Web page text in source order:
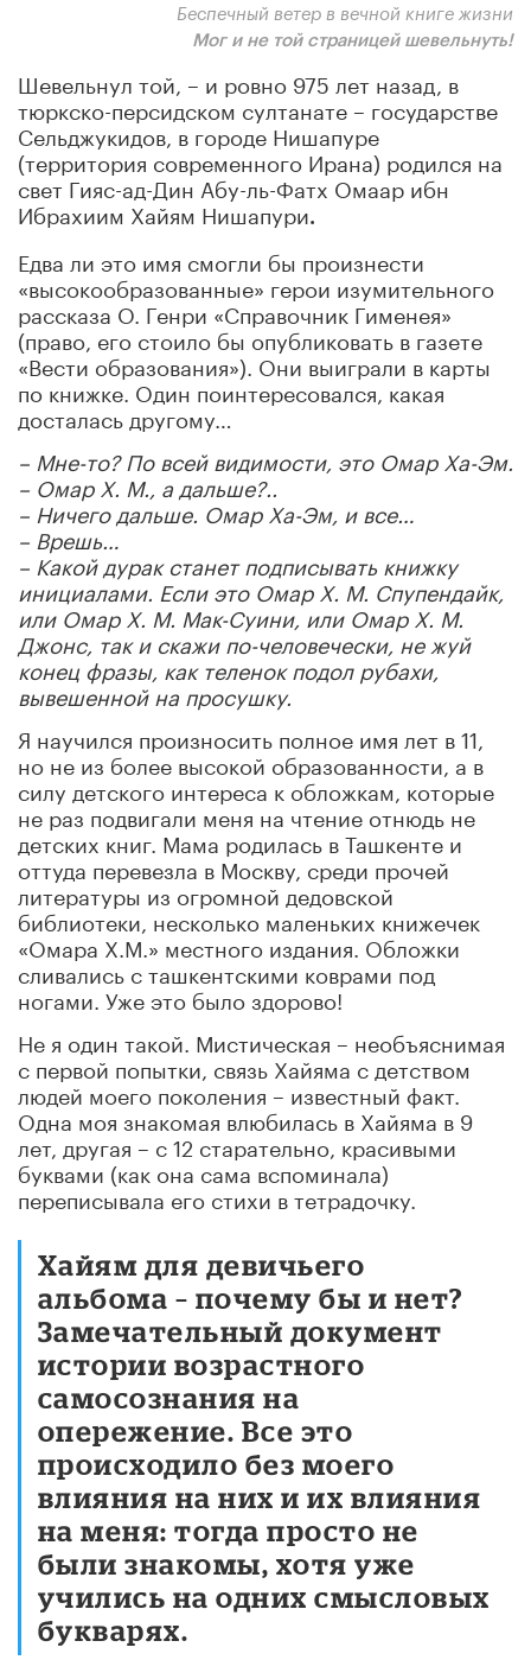
Беспечный ветер в вечной книге жизни
Мог и не той страницей шевельнуть!
Шевельнул той, – и ровно 975 лет назад, в
тюркско-персидском султанате – государстве
Сельджукидов, в городе Нишапуре
(территория современного Ирана) родился на
свет Гияс-ад-Дин Абу-ль-Фатх Омаар ибн
Ибрахиим Хайям Нишапури.
Едва ли это имя смогли бы произнести
«высокообразованные» герои изумительного
рассказа О. Генри «Справочник Гименея»
(право, его стоило бы опубликовать в газете
«Вести образования»). Они выиграли в карты
по книжке. Один поинтересовался, какая
досталась другому…
– Мне-то? По всей видимости, это Омар Ха-Эм.
– Омар X. М., а дальше?..
– Ничего дальше. Омар Ха-Эм, и все…
– Врешь…
– Какой дурак станет подписывать книжку
инициалами. Если это Омар X. М. Спупендайк,
или Омар X. М. Мак-Суини, или Омар Х. М.
Джонс, так и скажи по-человечески, не жуй
конец фразы, как теленок подол рубахи,
вывешенной на просушку.
Я научился произносить полное имя лет в 11,
но не из более высокой образованности, а в
силу детского интереса к обложкам, которые
не раз подвигали меня на чтение отнюдь не
детских книг. Мама родилась в Ташкенте и
оттуда перевезла в Москву, среди прочей
литературы из огромной дедовской
библиотеки, несколько маленьких книжечек
«Омара Х.М.» местного издания. Обложки
сливались с ташкентскими коврами под
ногами. Уже это было здорово!
Не я один такой. Мистическая – необъяснимая
с первой попытки, связь Хайяма с детством
людей моего поколения – известный факт.
Одна моя знакомая влюбилась в Хайяма в 9
лет, другая – с 12 старательно, красивыми
буквами (как она сама вспоминала)
переписывала его стихи в тетрадочку.
Хайям для девичьего
альбома – почему бы и нет?
Замечательный документ
истории возрастного
самосознания на
опережение. Все это
происходило без моего
влияния на них и их влияния
на меня: тогда просто не
были знакомы, хотя уже
учились на одних смысловых
букварях.